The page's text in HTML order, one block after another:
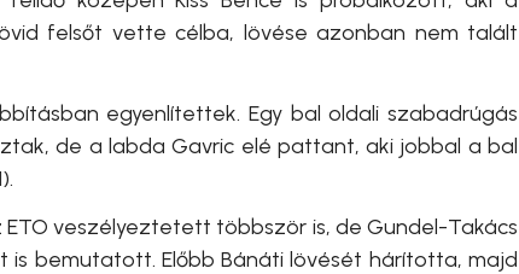
felsőt vette célba, lövése azonban nem talált
egyenlítettek. Egy bal oldali szabadrúgás
de a labda Gavric elé pattant, aki jobbal a bal
veszélyeztetett többször is, de Gundel-Takács
is bemutatott. Előbb Bánáti lövését hárította, majd